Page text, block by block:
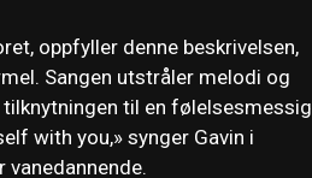
oppfyller denne beskrivelsen,
Sangen utstråler melodi og
til en følelsesmessig
with you,» synger Gavin i